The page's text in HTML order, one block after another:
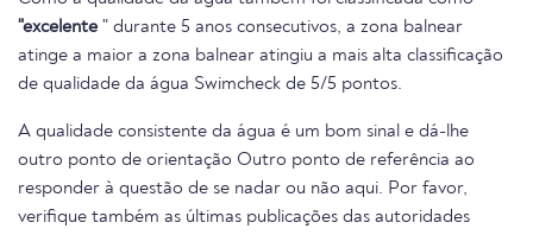
"excelente " durante 5 anos consecutivos, a zona balnear
atinge a maior a zona balnear atingiu a mais alta classificação
de qualidade da água Swimcheck de 5/5 pontos.
A qualidade consistente da água é um bom sinal e dá-lhe
outro ponto de orientação Outro ponto de referência ao
responder à questão de se nadar ou não aqui. Por favor,
verifique também as últimas publicações das autoridades